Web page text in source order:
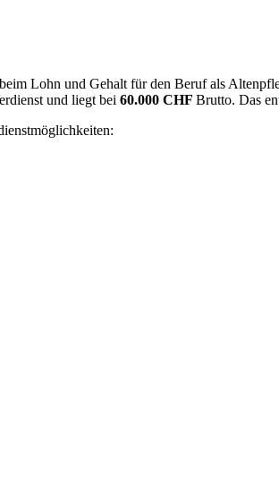
Lohn und Gehalt für den Beruf als
und liegt bei 60.000 CHF Brutto. Das